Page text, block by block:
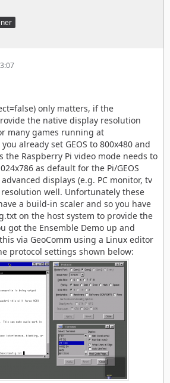
im Pi/GEOS SETUP-Menü.
die Linuxkonsole wechseln
läuft, da dies zum
via GeoComm/NewComm
sind das RasberryPi OS und
verbunden.
mit FAT32 Format werden
ggf. muß man aber Ctrl+F4
bereits läuft. Daten können so
Image kopiert werden. Zum
den Pi herunterfahren oder in
usb eingeben und danach mit
aktualisieren.
keyboard schould work quite well
system (de_DE.UTF-8) as the
config will be verry similar. So
to change language setting in the
GEOS to Swedish.
only matters, if the
the native display resolution
many games running at
already set GEOS to 800x480 and
the Raspberry Pi video mode needs to
as default for the Pi/GEOS
displays (e.g. PC monitor, tv
well. Unfortunately these
a build-in scaler and so you have
on the host system to provide the
got the Ensemble Demo up and
via GeoComm using a Linux editor
protocol settings shown below: